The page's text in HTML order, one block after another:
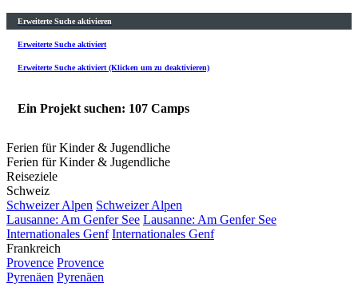
Erweiterte Suche aktivieren
Erweiterte Suche aktiviert
Erweiterte Suche aktiviert (Klicken um zu deaktivieren)
Ein Projekt suchen: 107 Camps
Ferien für Kinder & Jugendliche
Ferien für Kinder & Jugendliche
Reiseziele
Schweiz
Schweizer Alpen Schweizer Alpen
Lausanne: Am Genfer See Lausanne: Am Genfer See
Internationales Genf Internationales Genf
Frankreich
Provence Provence
Pyrenäen Pyrenäen